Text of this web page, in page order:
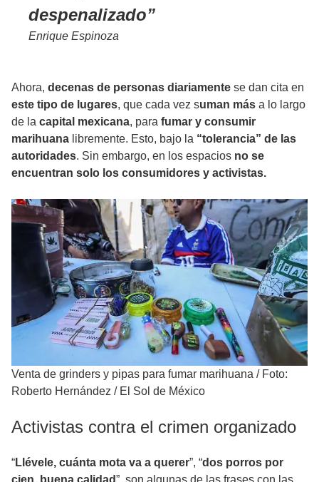
despenalizado
Enrique Espinoza
Ahora, decenas de personas diariamente se dan cita en
este tipo de lugares, que cada vez suman más a lo largo
de la capital mexicana, para fumar y consumir
marihuana libremente. Esto, bajo la “tolerancia” de las
autoridades. Sin embargo, en los espacios no se
encuentran solo los consumidores y activistas.
Venta de grinders y pipas para fumar marihuana / Foto:
Roberto Hernández / El Sol de México
Activistas contra el crimen organizado
“Llévele, cuánta mota va a querer”, “dos porros por
cien, buena calidad”, son algunas de las frases con las